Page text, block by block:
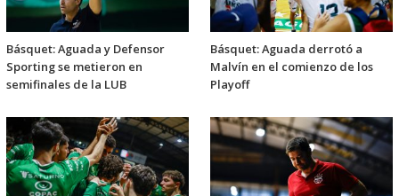
Básquet: Aguada y Defensor
Sporting se metieron en
semifinales de la LUB
Básquet: Aguada derrotó a
Malvín en el comienzo de los
Playoff